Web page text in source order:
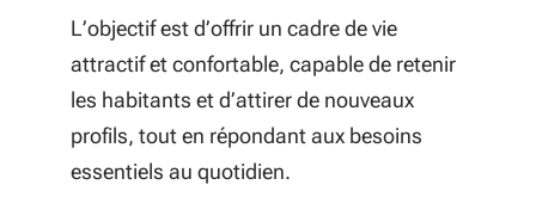
L’objectif est d’offrir un cadre de vie
attractif et confortable, capable de retenir
les habitants et d’attirer de nouveaux
profils, tout en répondant aux besoins
essentiels au quotidien.